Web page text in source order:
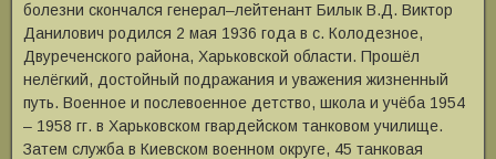
болезни скончался генерал‒лейтенант Билык В.Д. Виктор
Данилович родился 2 мая 1936 года в с. Колодезное,
Двуреченского района, Харьковской области. Прошёл
нелёгкий, достойный подражания и уважения жизненный
путь. Военное и послевоенное детство, школа и учёба 1954
‒ 1958 гг. в Харьковском гвардейском танковом училище.
Затем служба в Киевском военном округе, 45 танковая